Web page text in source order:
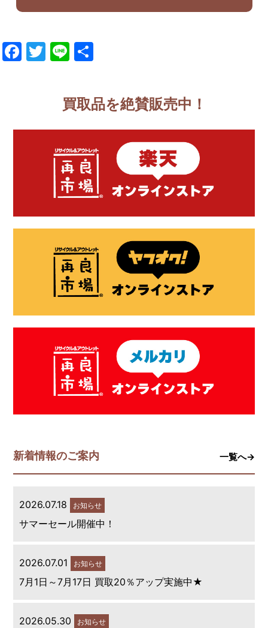
Facebook
Twitter
Line
買取品を絶賛販売中！
新着情報のご案内 一覧へ→
2026.07.18 お知らせ
サマーセール開催中！
2026.07.01 お知らせ
7月1日～7月17日 買取20％アップ実施中★
2026.05.30 お知らせ